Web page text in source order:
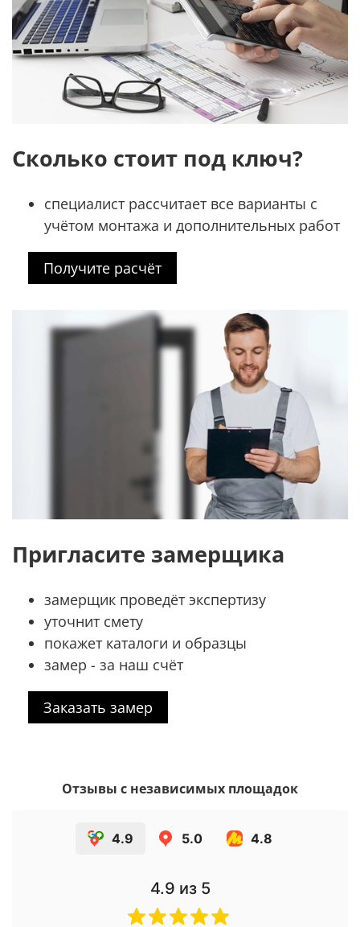
Сколько стоит под ключ?
специалист рассчитает все варианты с
учётом монтажа и дополнительных работ
Получите расчёт
Пригласите замерщика
замерщик проведёт экспертизу
уточнит смету
покажет каталоги и образцы
замер - за наш счёт
Заказать замер
Отзывы с независимых площадок
4.9 5.0 4.8
4.9 из 5